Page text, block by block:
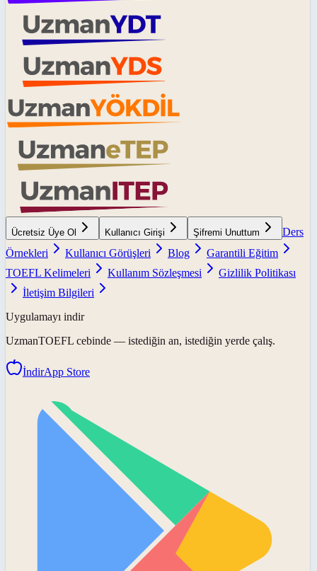
Ücretsiz Üye Ol Kullanıcı Girişi Şifremi Unuttum
Ders
Örnekleri
Kullanıcı Görüşleri Blog
Garantili Eğitim
TOEFL Kelimeleri
Kullanım Sözleşmesi
Gizlilik Politikası
İletişim Bilgileri
Uygulamayı indir
UzmanTOEFL cebinde — istediğin an, istediğin yerde çalış.
İndirApp Store